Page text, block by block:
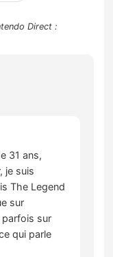
Direct :
31 ans,
je suis
The Legend
sur
parfois sur
qui parle